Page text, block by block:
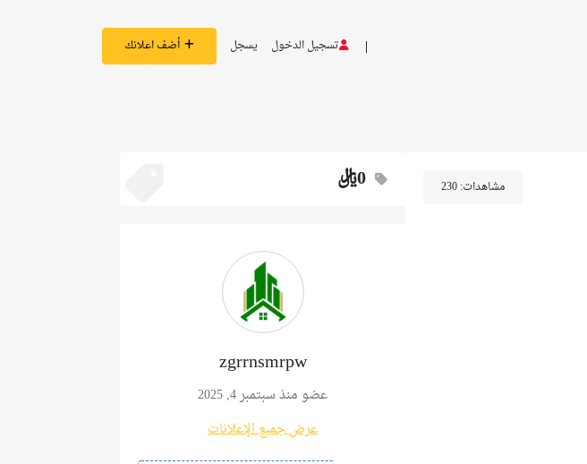
تسجيل الدخول يسجل أضف اعلانك
مشاهدات:230 0ريال
zgrrnsmrpw
عضو منذ سبتمبر 4, 2025
عرض جميع الإعلانات